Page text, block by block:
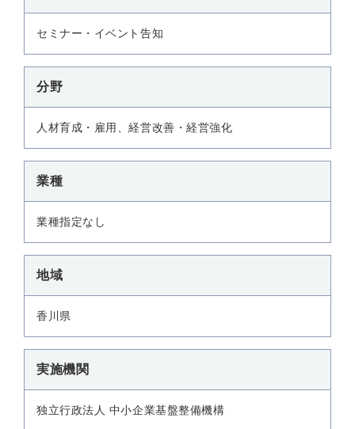
セミナー・イベント告知
分野
人材育成・雇用、経営改善・経営強化
業種
業種指定なし
地域
香川県
実施機関
独立行政法人 中小企業基盤整備機構